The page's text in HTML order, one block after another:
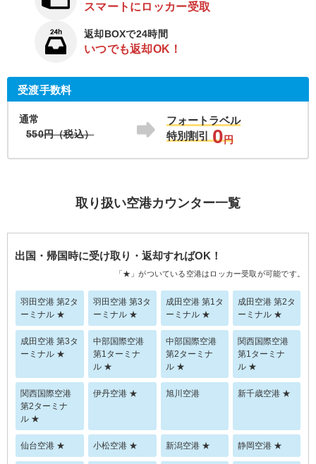
スマートにロッカー受取
返却BOXで24時間
いつでも返却OK！
受渡手数料
通常
550円（税込）
フォートラベル
特別割引
0円
取り扱い空港カウンター一覧
出国・帰国時に受け取り・返却すればOK！
「★」がついている空港はロッカー受取が可能です。
羽田空港 第2タ
ーミナル ★
羽田空港 第3タ
ーミナル ★
成田空港 第1タ
ーミナル ★
成田空港 第2タ
ーミナル ★
成田空港 第3タ
ーミナル ★
中部国際空港
第1ターミナ
ル ★
中部国際空港
第2ターミナ
ル ★
関西国際空港
第1ターミナ
ル ★
関西国際空港
第2ターミナ
ル ★
伊丹空港 ★ 旭川空港 新千歳空港 ★
仙台空港 ★ 小松空港 ★ 新潟空港 ★ 静岡空港 ★